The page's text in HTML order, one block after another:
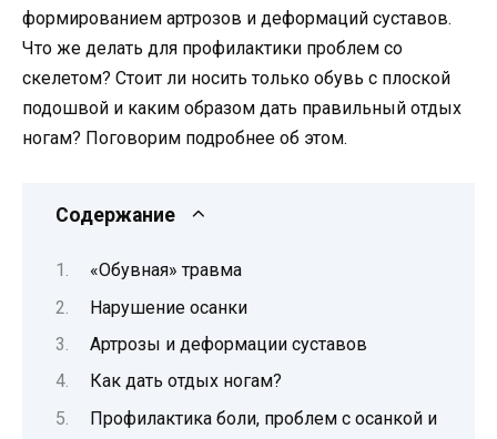
формированием артрозов и деформаций суставов.
Что же делать для профилактики проблем со
скелетом? Стоит ли носить только обувь с плоской
подошвой и каким образом дать правильный отдых
ногам? Поговорим подробнее об этом.
Содержание
«Обувная» травма
Нарушение осанки
Артрозы и деформации суставов
Как дать отдых ногам?
Профилактика боли, проблем с осанкой и